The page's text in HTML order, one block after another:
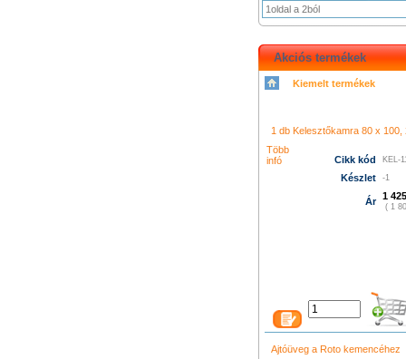
1oldal a 2ból
Akciós termékek
Kiemelt termékek
ューバランス 574 プラダ バ
ィトン バッグ
トン バッグ
グッチ アウトレ
プラダ 店舗 ニューバラ
クロエ バ
k480 led film light led
1 db Kelesztőkamra 80 x
Több
infó
Cikk kód KEL-
Készlet -1
Ár 1
( 1
Ajtóüveg a Roto kemencéhez